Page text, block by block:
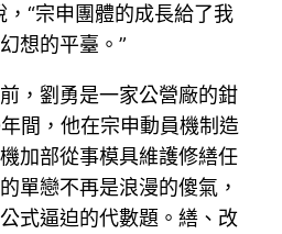
，“宗申團體的成長給了我
想的平臺。”
，劉勇是一家公營廠的鉗
間，他在宗申動員機制造
加部從事模具維護修繕任
單戀不再是浪漫的傻氣，
式逼迫的代數題。繕、改